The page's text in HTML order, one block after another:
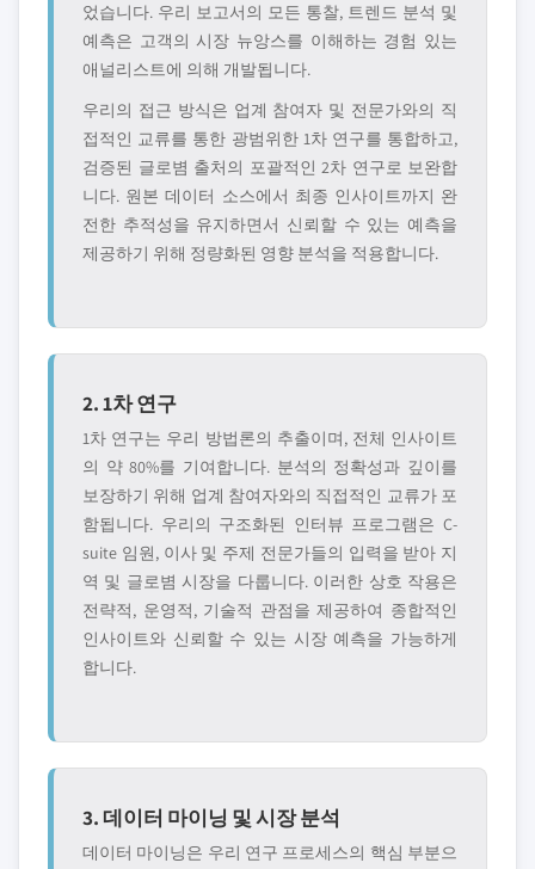
었습니다. 우리 보고서의 모든 통찰, 트렌드 분석 및
예측은 고객의 시장 뉴앙스를 이해하는 경험 있는
애널리스트에 의해 개발됩니다.
우리의 접근 방식은 업계 참여자 및 전문가와의 직
접적인 교류를 통한 광범위한 1차 연구를 통합하고,
검증된 글로볌 출처의 포괄적인 2차 연구로 보완합
니다. 원본 데이터 소스에서 최종 인사이트까지 완
전한 추적성을 유지하면서 신뢰할 수 있는 예측을
제공하기 위해 정량화된 영향 분석을 적용합니다.
2. 1차 연구
1차 연구는 우리 방법론의 추출이며, 전체 인사이트
의 약 80%를 기여합니다. 분석의 정확성과 깊이를
보장하기 위해 업계 참여자와의 직접적인 교류가 포
함됩니다. 우리의 구조화된 인터뷰 프로그램은 C-
suite 임원, 이사 및 주제 전문가들의 입력을 받아 지
역 및 글로볌 시장을 다룹니다. 이러한 상호 작용은
전략적, 운영적, 기술적 관점을 제공하여 종합적인
인사이트와 신뢰할 수 있는 시장 예측을 가능하게
합니다.
3. 데이터 마이닝 및 시장 분석
데이터 마이닝은 우리 연구 프로세스의 핵심 부분으